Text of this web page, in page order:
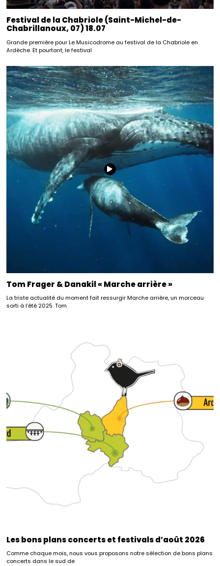
Festival de la Chabriole (Saint-Michel-de-
Chabrillanoux, 07) 18.07
Grande première pour Le Musicodrome au festival de la Chabriole en
Ardèche. Et pourtant, le festival
Tom Frager & Danakil « Marche arrière »
La triste actualité du moment fait ressurgir Marche arrière, un morceau
sorti à l’été 2025. Tom
Les bons plans concerts et festivals d’août 2026
Comme chaque mois, nous vous proposons notre sélection de bons plans
concerts dans le sud de